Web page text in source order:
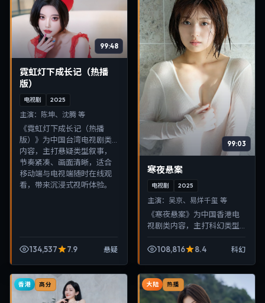
99:48
霓虹灯下成长记（热播
版）
电视剧 2025
主演： 陈坤、沈腾 等
《霓虹灯下成长记（热播
版）》为中国台湾电视剧类
内容，主打悬疑类型叙事，
节奏紧凑、画面清晰，适合
移动端与电视端随时在线观
看，带来沉浸式视听体验。
134,537 7.9 悬疑
99:03
寒夜悬案
电视剧 2025
主演： 吴京、易烊千玺 等
《寒夜悬案》为中国香港电
视剧类内容，主打科幻类型
晰，适合移动端与电视端随
108,816 8.4 科幻
香港 高分 大陆 热播